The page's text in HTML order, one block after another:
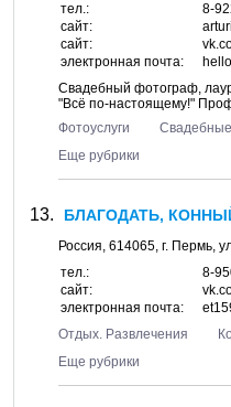
тел.:
8-
сайт:
сайт:
электронная почта:
Свадебный фотограф,
"Всё по-настоящему!"
Фотоуслуги
Еще рубрики
БЛАГОДАТЬ,
Россия, 614065, г. Пермь,
тел.:
8-
сайт:
электронная почта:
Отдых. Развлечения
Еще рубрики